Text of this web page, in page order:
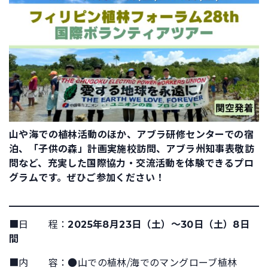
山や海での植林活動のほか、アブラ研修センターでの宿
泊、「子供の森」計画実施校訪問、アブラ州知事表敬訪
問など、充実した国際協力・交流活動を体験できるプロ
グラムです。ぜひご参加ください！
■日 程：2025年8月23日（土）～30日（土）8日
間
■内 容：●山での植林/海でのマングローブ植林